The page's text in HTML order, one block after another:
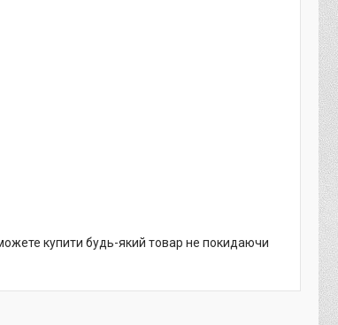
купити будь-який товар не покидаючи